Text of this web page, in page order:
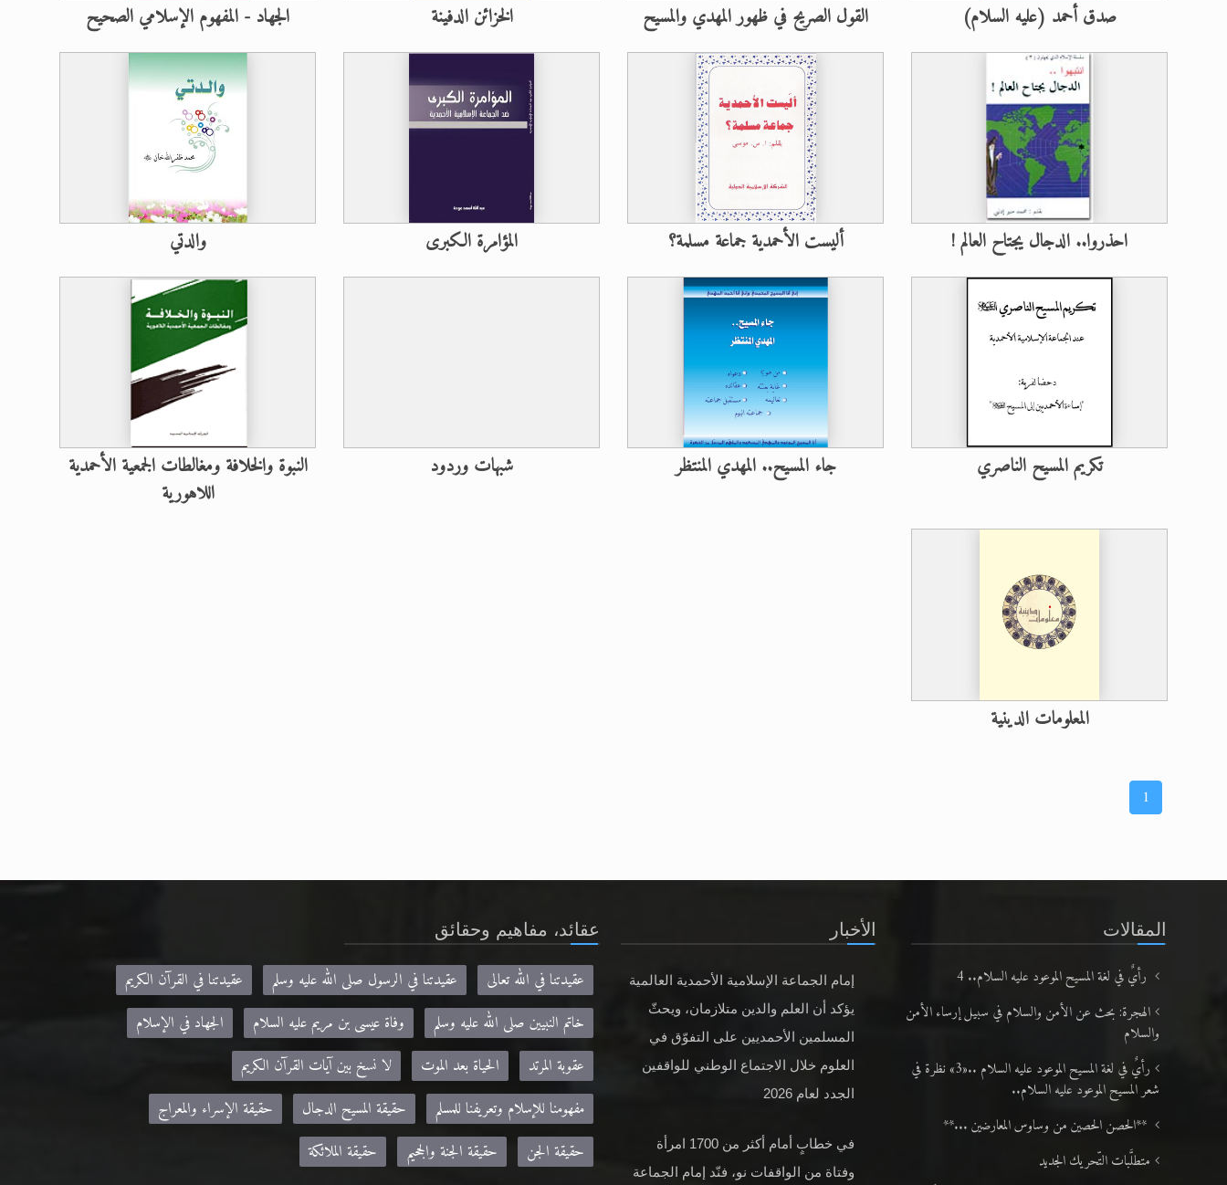
صدق أحمد (عليه السلام) القول الصريح في ظهور المهدي والمسيح الخزائن الدفينة الجهاد - المفهوم الإسلامي الصحيح
احذروا.. الدجال يجتاح العالم ! أليست الأحمدية جماعة مسلمة؟ المؤامرة الكبرى والدتي
تكريم المسيح الناصري جاء المسيح.. المهدي المنتظر شبهات وردود
النبوة والخلافة ومغالطات الجمعية الأحمدية
اللاهورية
المعلومات الدينية
1
المقالات
رأيٌ في لغة المسيح الموعود عليه السلام.. 4
الهجرة: بحث عن الأمن والسلام في سبيل إرساء الأمن
والسلام
رأيٌ في لغة المسيح الموعود عليه السلام ..«3» نظرة في
شعر المسيح الموعود عليه السلام..
**الحصن الحصين من وساوس المعارضين ...**
متطلَّبات التّحريك الجديد
الأخبار
إمام الجماعة الإسلامية الأحمدية العالمية
يؤكد أن العلم والدين متلازمان، ويحثّ
المسلمين الأحمديين على التفوّق في
العلوم خلال الاجتماع الوطني للواقفين
الجدد لعام 2026
في خطابٍ أمام أكثر من 1700 امرأة
وفتاة من الواقفات نو، فنّد إمام الجماعة
عقائد، مفاهيم وحقائق
عقيدتنا في الله تعالى عقيدتنا في الرسول صلى الله عليه وسلم
عقيدتنا في القرآن الكريم
خاتم النبيين صلى الله عليه وسلم
وفاة عيسى بن مريم عليه السلام
الجهاد في الإسلام
عقوبة المرتد
الحياة بعد الموت
لا نسخ بين آيات القرآن الكريم
مفهومنا للإسلام وتعريفنا للمسلم
حقيقة المسيح الدجال
حقيقة الإسراء والمعراج
حقيقة الجن
حقيقة الجنة والجحيم حقيقة الملائكة